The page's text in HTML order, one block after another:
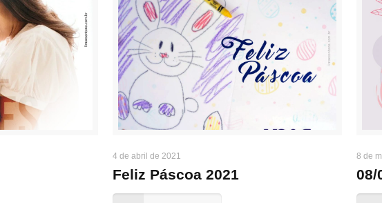
4 de abril de 2021
Feliz Páscoa 2021
8 de
08/